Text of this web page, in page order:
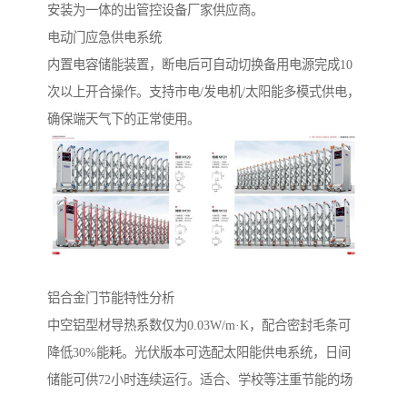
安装为一体的出管控设备厂家供应商。
电动门应急供电系统‌
内置电容储能装置，断电后可自动切换备用电源完成10
次以上开合操作。支持市电/发电机/太阳能多模式供电，
确保端天气下的正常使用。
铝合金门节能特性分析‌
中空铝型材导热系数仅为0.03W/m·K，配合密封毛条可
降低30%能耗。光伏版本可选配太阳能供电系统，日间
储能可供72小时连续运行。适合、学校等注重节能的场